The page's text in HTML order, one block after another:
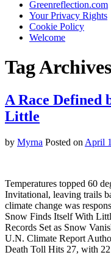
contentGreenreflection.com
Your Privacy Rights
Cookie Policy
Welcome
Tag
A Race Defined
Little
by Myrna Posted on April
Temperatures topped 60
Invitational, leaving trails
climate change was
Snow Finds Itself With
Records Set as Snow
U.N. Climate Report
Death Toll Hits 27, with